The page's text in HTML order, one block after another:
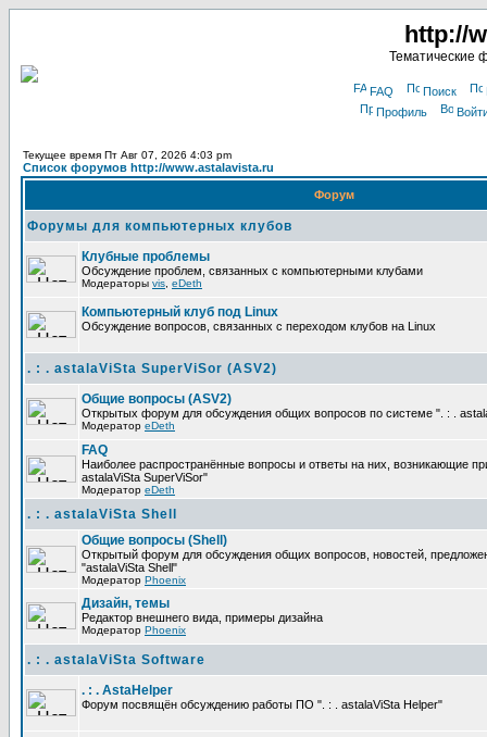
http://
Тематические
FAQ Поиск
Профиль
Текущее время Пт Авг 07, 2026 4:03 pm
Список форумов http://www.astalavista.ru
Форум
Форумы для компьютерных клубов
Клубные проблемы
Обсуждение проблем, связанных с компьютерными клубами
Модераторы vis eDeth
Компьютерный клуб под Linux
Обсуждение вопросов, связанных с переходом клубов на Linux
. : . astalaViSta SuperViSor (ASV2)
Общие вопросы (ASV2)
Открытых форум для обсуждения общих вопросов по системе ". : .
Модератор eDeth
FAQ
Наиболее распространённые вопросы и ответы на них, возникающие
astalaViSta SuperViSor"
Модератор eDeth
. : . astalaViSta Shell
Общие вопросы (Shell)
Открытый форум для обсуждения общих вопросов, новостей,
"astalaViSta Shell"
Модератор Phoenix
Дизайн, темы
Редактор внешнего вида, примеры дизайна
Модератор Phoenix
. : . astalaViSta Software
. : . AstaHelper
Форум посвящён обсуждению работы ПО ". : . astalaViSta Helper"